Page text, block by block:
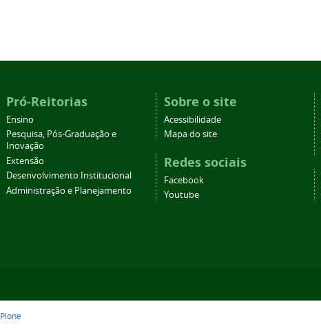
Pró-Reitorias
Ensino
Pesquisa, Pós-Graduação e
Inovação
Extensão
Desenvolvimento Institucional
Administração e Planejamento
Sobre o site
Acessibilidade
Mapa do site
Redes sociais
Facebook
Youtube
Plone